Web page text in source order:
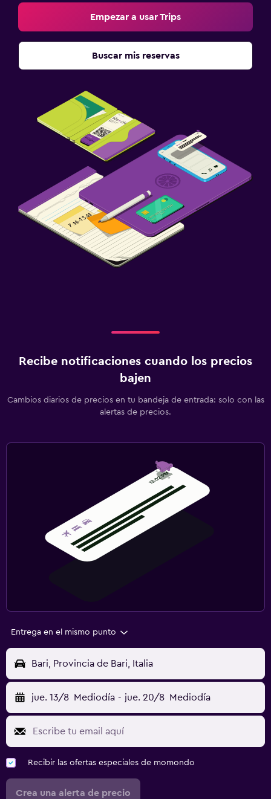
Empezar a usar Trips
Buscar mis reservas
Recibe notificaciones cuando los precios
bajen
Cambios diarios de precios en tu bandeja de entrada: solo con las
alertas de precios.
Entrega en el mismo punto
Bari, Provincia de Bari, Italia
jue. 13/8 Mediodía - jue. 20/8 Mediodía
Recibir las ofertas especiales de momondo
Crea una alerta de precio